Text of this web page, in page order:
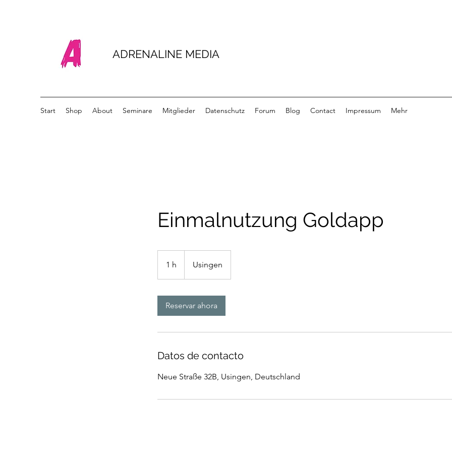
ADRENALINE MEDIA
Start Shop About Seminare Mitglieder Datenschutz Forum Blog Contact Impressum Mehr
Einmalnutzung Goldapp
1 h Usingen
Reservar ahora
Datos de contacto
Neue Straße 32B, Usingen, Deutschland